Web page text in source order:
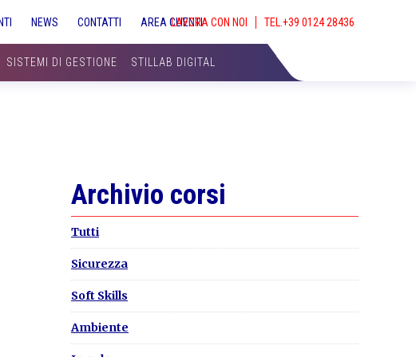
NEWS CONTATTI AREA CLIENTILAVORA CON NOI
SISTEMI DI GESTIONE STILLAB DIGITAL
Primary
Sidebar
Archivio corsi
Tutti
Sicurezza
Soft Skills
Ambiente